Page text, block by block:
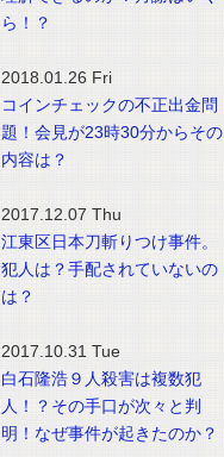
ら！？
2018.01.26 Fri
コインチェックの不正出金問
題！会見が23時30分からその
内容は？
2017.12.07 Thu
江東区日本刀斬りつけ事件。
犯人は？手配されていないの
は？
2017.10.31 Tue
白石隆浩９人殺害は複数犯
人！？その手口が次々と判
明！なぜ事件が起きたのか？